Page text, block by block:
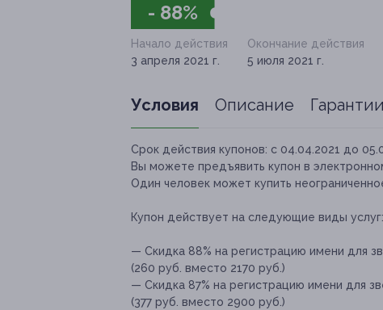
- 88%
Начало действия
3 апреля 2021 г.
Окончание действия
5 июля 2021 г.
Условия Описание Гарантии
Срок действия купонов: с 04.04.2021 до
Вы можете предъявить купон в
Один человек может купить
Купон действует на следующие виды услуг:
— Скидка 88% на регистрацию имени для
(260 руб. вместо 2170 руб.)
— Скидка 87% на регистрацию имени для
(377 руб. вместо 2900 руб.)